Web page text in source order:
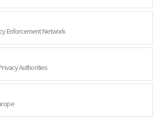
Enforcement Network
Authorities